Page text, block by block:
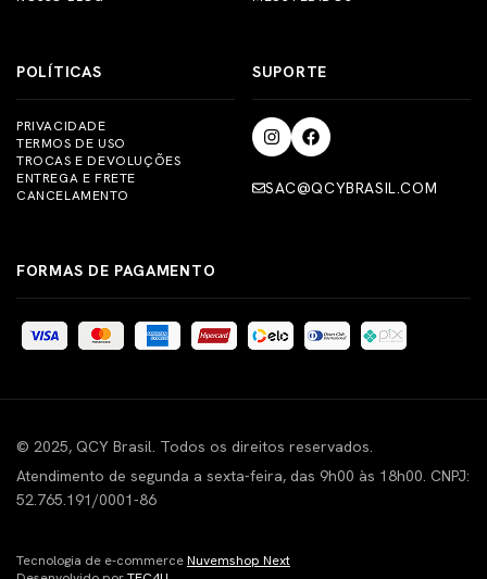
POLÍTICAS
PRIVACIDADE
TERMOS DE USO
TROCAS E DEVOLUÇÕES
ENTREGA E FRETE
CANCELAMENTO
SUPORTE
SAC@QCYBRASIL.COM
FORMAS DE PAGAMENTO
© 2025, QCY Brasil. Todos os direitos reservados.
Atendimento de segunda a sexta-feira, das 9h00 às 18h00. CNPJ:
52.765.191/0001-86
Tecnologia de e-commerceNuvemshop Next